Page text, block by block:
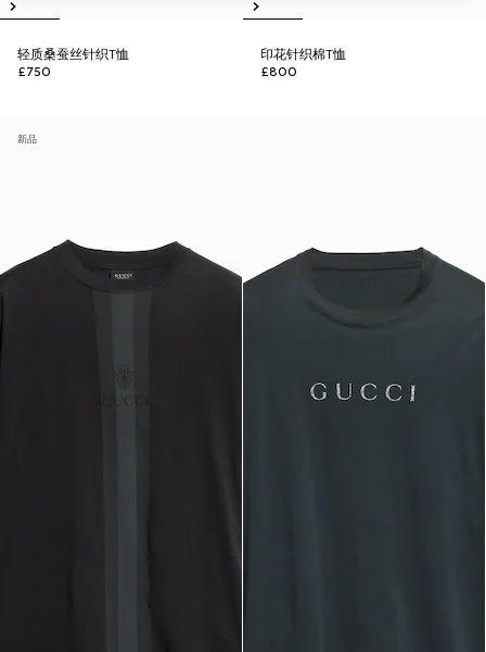
轻质桑蚕丝针织T恤
£750
印花针织棉T恤
£800
新品